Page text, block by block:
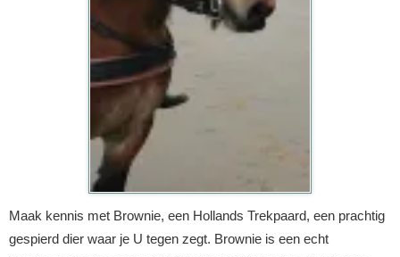
Maak kennis met Brownie, een Hollands Trekpaard, een prachtig
gespierd dier waar je U tegen zegt. Brownie is een echt